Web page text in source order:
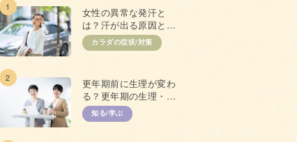
1
女性の異常な発汗と
は？汗が出る原因と抑
えるための対策
カラダの症状/対策
2
更年期前に生理が変わ
る？更年期の生理・
PMSとの違い
知る/学ぶ